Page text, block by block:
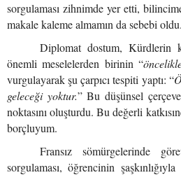
sorgulaması zihnimde yer etti,
makale kaleme almamın da sebebi oldu.
Diplomat dostum, Kürdlerin
önemli meselelerden birinin “
vurgulayarak şu çarpıcı tespiti yaptı: “
geleceği yoktur.” Bu düşünsel
noktasını oluşturdu. Bu değerli
borçluyum.
Fransız sömürgelerinde
sorgulaması, öğrencinin